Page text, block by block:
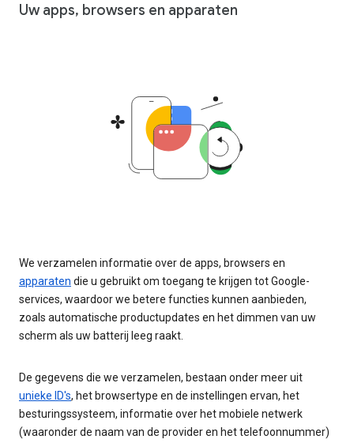
Uw apps, browsers en apparaten
We verzamelen informatie over de apps, browsers en
apparaten die u gebruikt om toegang te krijgen tot Google-
services, waardoor we betere functies kunnen aanbieden,
zoals automatische productupdates en het dimmen van uw
scherm als uw batterij leeg raakt.
De gegevens die we verzamelen, bestaan onder meer uit
unieke ID's, het browsertype en de instellingen ervan, het
besturingssysteem, informatie over het mobiele netwerk
(waaronder de naam van de provider en het telefoonnummer)